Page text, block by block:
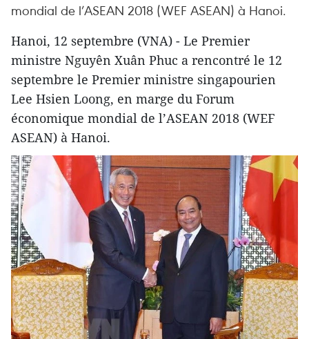
mondial de l’ASEAN 2018 (WEF ASEAN) à Hanoi.
Hanoi, 12 septembre (VNA) - Le Premier
ministre Nguyên Xuân Phuc a rencontré le 12
septembre le Premier ministre singapourien
Lee Hsien Loong, en marge du Forum
économique mondial de l’ASEAN 2018 (WEF
ASEAN) à Hanoi.